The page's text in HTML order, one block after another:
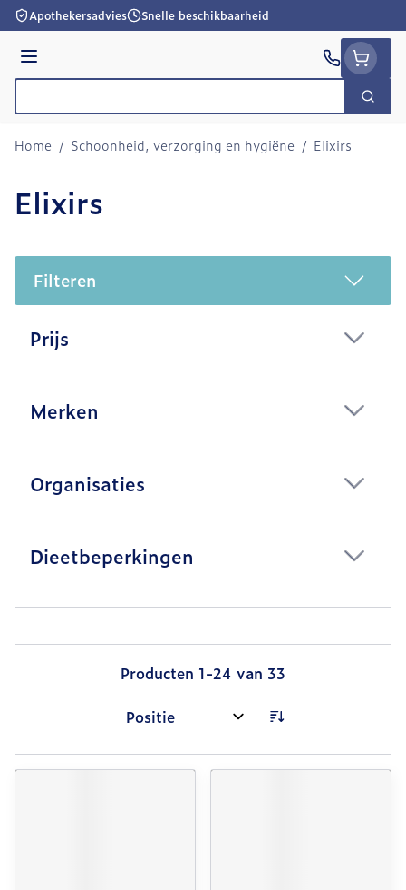
Ga naar de inhoud
Apothekersadvies Snelle beschikbaarheid
Menu
Zoek
Home / Schoonheid, verzorging en hygiëne / Elixirs
Elixirs
Filteren
Prijs
Merken
Organisaties
Dieetbeperkingen
Producten 1-24 van 33
Sorteer op: